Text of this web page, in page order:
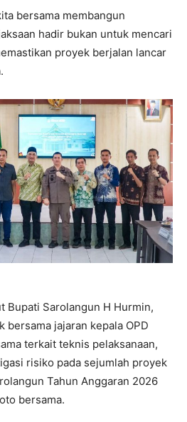
bersama membangun
hadir bukan untuk mencari
proyek berjalan lancar
Bupati Sarolangun H Hurmin,
bersama jajaran kepala OPD
terkait teknis pelaksanaan,
risiko pada sejumlah proyek
Tahun Anggaran 2026
bersama.